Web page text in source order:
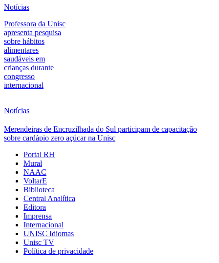
Notícias
Professora da Unisc
apresenta pesquisa
sobre hábitos
alimentares
saudáveis em
crianças durante
congresso
internacional
Notícias
Merendeiras de Encruzilhada do Sul participam de capacitação
sobre cardápio zero açúcar na Unisc
Portal RH
Mural
NAAC
VoltarE
Biblioteca
Central Analítica
Editora
Imprensa
Internacional
UNISC Idiomas
Unisc TV
Política de privacidade